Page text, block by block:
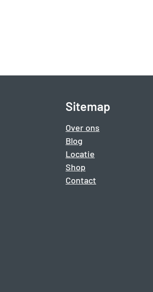
Sitemap
Over ons
Blog
Locatie
Shop
Contact